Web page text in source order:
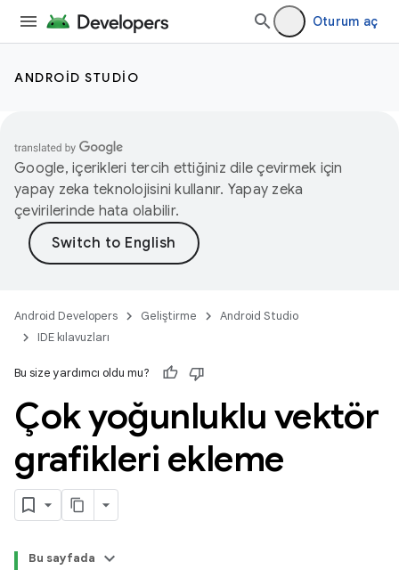
Oturum aç
ANDROID STUDIO
Google, içerikleri tercih ettiğiniz dile çevirmek için
yapay zeka teknolojisini kullanır. Yapay zeka
çevirilerinde hata olabilir.
Android Developers Geliştirme
Android Studio
IDE kılavuzları
Bu size yardımcı oldu mu?
Çok yoğunluklu vektör
grafikleri ekleme
Bu sayfada